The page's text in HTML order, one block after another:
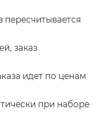
пересчитывается
заказ
идет по ценам
при наборе